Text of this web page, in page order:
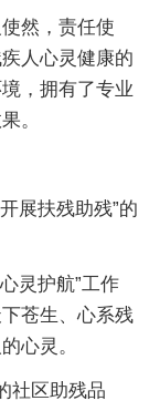
然，责任使
人心灵健康的
，拥有了专业
。
展扶残助残”的
灵护航”工作
苍生、心系残
心灵。
区助残品